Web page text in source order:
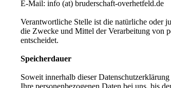
E-Mail: info (at) bruderschaft-overhetfeld.de
Verantwortliche Stelle ist die natürliche oder
die Zwecke und Mittel der Verarbeitung von
entscheidet.
Speicherdauer
Soweit innerhalb dieser
Ihre personenbezogenen Daten bei uns, bis